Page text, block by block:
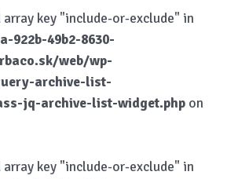
array key "include-or-exclude" in
922b-49b2-8630-
web/wp-
archive-list-
jq-archive-list-widget.php on
array key "include-or-exclude" in